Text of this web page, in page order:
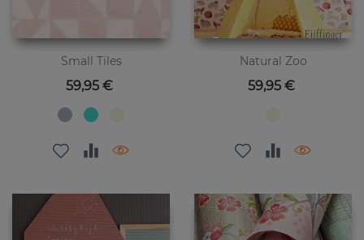
Small Tiles
Preis
59,95 €
Natural Zoo
Preis
59,95 €